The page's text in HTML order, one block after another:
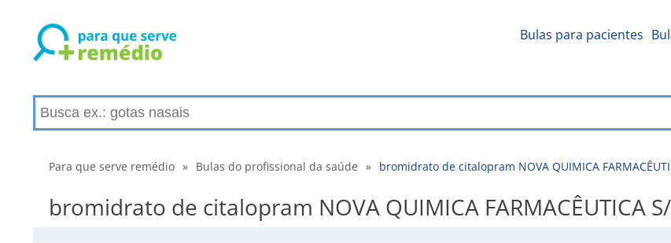
Bulas para pacientes
Para que serve remédio » Bulas do profissional da saúde » bromidrato de citalopram NOVA QUIMICA
bromidrato de citalopram NOVA QUIMICA FARMACÊUTICA